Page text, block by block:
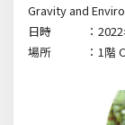
Gravity and
日時 ：2022年
場所 ：1階 C